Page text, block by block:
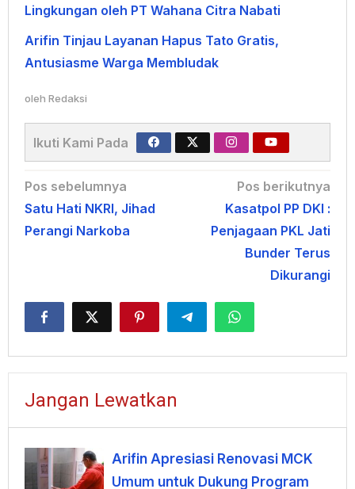
Lingkungan oleh PT Wahana Citra Nabati
Arifin Tinjau Layanan Hapus Tato Gratis,
Antusiasme Warga Membludak
oleh Redaksi
Ikuti Kami Pada
Navigasi
pos
Pos sebelumnya
Satu Hati NKRI, Jihad
Perangi Narkoba
Pos berikutnya
Kasatpol PP DKI :
Penjagaan PKL Jati
Bunder Terus
Dikurangi
Jangan Lewatkan
Arifin Apresiasi Renovasi MCK
Umum untuk Dukung Program